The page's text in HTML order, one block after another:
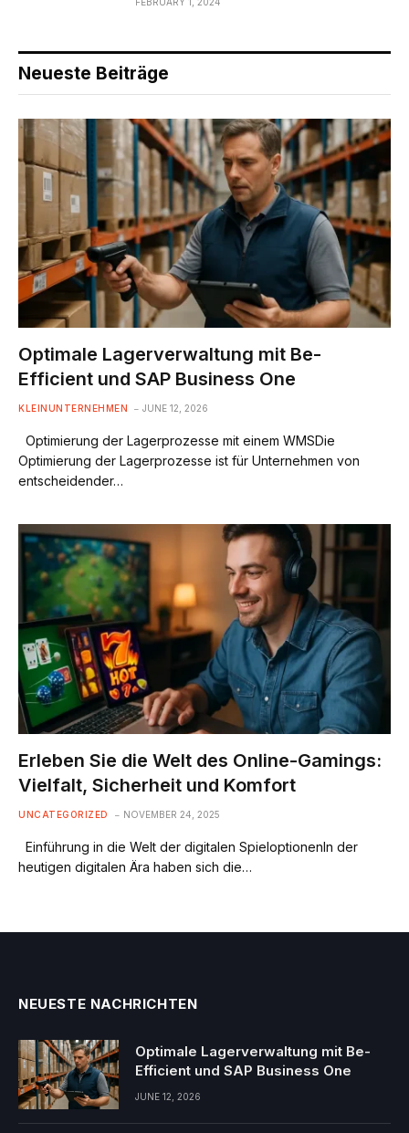
Neueste Beiträge
Optimale Lagerverwaltung mit Be-
Efficient und SAP Business One
KLEINUNTERNEHMEN JUNE 12, 2026
Optimierung der Lagerprozesse mit einem WMSDie
Optimierung der Lagerprozesse ist für Unternehmen von
entscheidender…
Erleben Sie die Welt des Online-Gamings:
Vielfalt, Sicherheit und Komfort
UNCATEGORIZED NOVEMBER 24, 2025
Einführung in die Welt der digitalen SpieloptionenIn der
heutigen digitalen Ära haben sich die…
NEUESTE NACHRICHTEN
Optimale Lagerverwaltung mit Be-
Efficient und SAP Business One
JUNE 12, 2026